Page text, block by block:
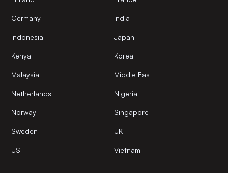
Germany India
Indonesia Japan
Kenya Korea
Malaysia Middle East
Netherlands Nigeria
Norway Singapore
Sweden UK
US Vietnam